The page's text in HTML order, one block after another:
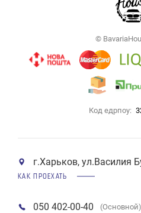
©
Код едрпоу:
г.Харьков, ул.Василия
КАК ПРОЕХАТЬ
050 402-00-40 (Основной)